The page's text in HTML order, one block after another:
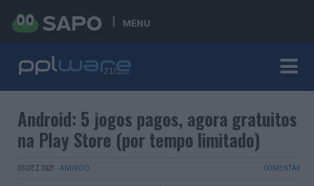
MENU
Android: 5 jogos pagos, agora gratuitos
na Play Store (por tempo limitado)
03 DEZ 2021 · ANDROID COMENTAR